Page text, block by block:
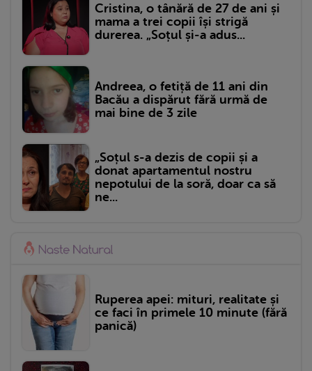
Cristina, o tânără de 27 de ani și
mama a trei copii își strigă
durerea. „Soțul și-a adus...
Andreea, o fetiță de 11 ani din
Bacău a dispărut fără urmă de
mai bine de 3 zile
„Soțul s-a dezis de copii și a
donat apartamentul nostru
nepotului de la soră, doar ca să
ne...
Ruperea apei: mituri, realitate și
ce faci în primele 10 minute (fără
panică)